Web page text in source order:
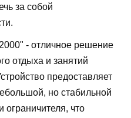
за собой
- отличное решение
отдыха и занятий
предоставляет
но стабильной
ограничителя, что